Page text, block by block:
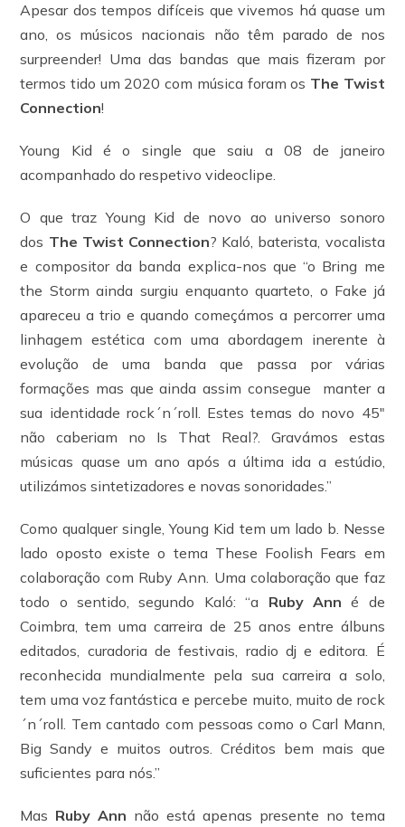
Apesar dos tempos difíceis que vivemos há quase um
ano, os músicos nacionais não têm parado de nos
surpreender! Uma das bandas que mais fizeram por
termos tido um 2020 com música foram os The Twist
Connection!
Young Kid é o single que saiu a 08 de janeiro
acompanhado do respetivo videoclipe.
O que traz Young Kid de novo ao universo sonoro
dos The Twist Connection? Kaló, baterista, vocalista
e compositor da banda explica-nos que “o Bring me
the Storm ainda surgiu enquanto quarteto, o Fake já
apareceu a trio e quando começámos a percorrer uma
linhagem estética com uma abordagem inerente à
evolução de uma banda que passa por várias
formações mas que ainda assim consegue manter a
sua identidade rock´n´roll. Estes temas do novo 45″
não caberiam no Is That Real?. Gravámos estas
músicas quase um ano após a última ida a estúdio,
utilizámos sintetizadores e novas sonoridades.”
Como qualquer single, Young Kid tem um lado b. Nesse
lado oposto existe o tema These Foolish Fears em
colaboração com Ruby Ann. Uma colaboração que faz
todo o sentido, segundo Kaló: “a Ruby Ann é de
Coimbra, tem uma carreira de 25 anos entre álbuns
editados, curadoria de festivais, radio dj e editora. É
reconhecida mundialmente pela sua carreira a solo,
tem uma voz fantástica e percebe muito, muito de rock
´n´roll. Tem cantado com pessoas como o Carl Mann,
Big Sandy e muitos outros. Créditos bem mais que
suficientes para nós.”
Mas Ruby Ann não está apenas presente no tema